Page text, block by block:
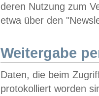
deren Nutzung zum
etwa über den
Weitergabe
Daten, die beim
protokolliert worden